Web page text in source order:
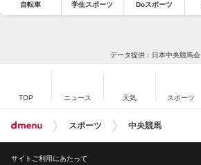
自転車 学生スポーツ Doスポーツ
データ提供：日本中央競馬会
TOP ニュース 天気 スポーツ
スポーツ 中央競馬
サイトご利用にあたって